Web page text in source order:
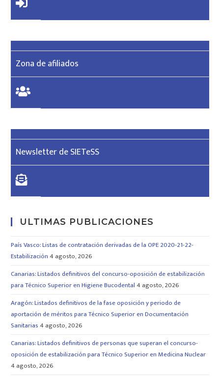
Zona de afiliados
Newsletter de SIETeSS
ULTIMAS PUBLICACIONES
País Vasco: Listas de contratación derivadas de la OPE 2020-21-22-
Estabilización 4 agosto, 2026
Canarias: Listados definitivos del concurso-oposición de estabilización
para Técnico Superior en Higiene Bucodental 4 agosto, 2026
Aragón: Listados definitivos de la fase oposición y periodo de
aportación de méritos para Técnico Superior en Documentación
Sanitarias 4 agosto, 2026
Canarias: Listados definitivos de personas que superan el concurso-
oposición de estabilización para Técnico Superior en Medicina Nuclear
4 agosto, 2026